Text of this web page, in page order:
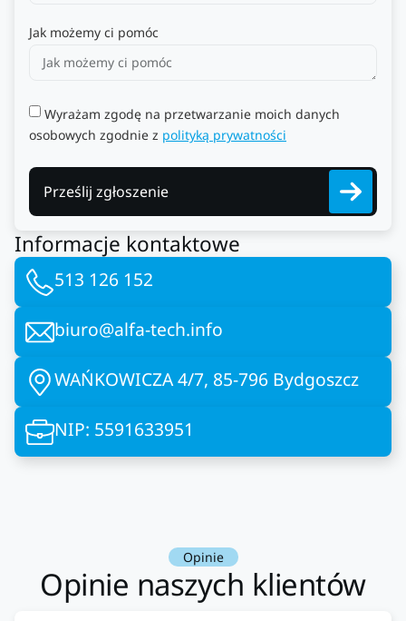
Jak możemy ci pomóc
Wyrażam zgodę na przetwarzanie moich danych
osobowych zgodnie z polityką prywatności
Prześlij zgłoszenie
Informacje kontaktowe
513 126 152
biuro@alfa-tech.info
WAŃKOWICZA 4/7, 85-796 Bydgoszcz
NIP: 5591633951
Opinie
Opinie naszych klientów